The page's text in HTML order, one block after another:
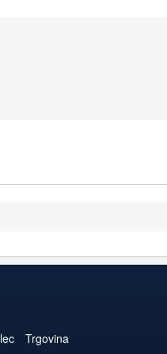
Trgovina